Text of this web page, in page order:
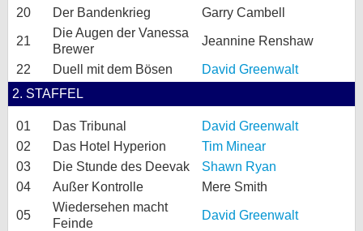
20
Der Bandenkrieg Garry Cambell
21
Die Augen der Vanessa
Brewer
Jeannine Renshaw
22 Duell mit dem Bösen
David Greenwalt
2. STAFFEL
01 Das Tribunal
David Greenwalt
02
Das Hotel Hyperion
Tim Minear
03
Die Stunde des Deevak
Shawn Ryan
04
Außer Kontrolle Mere Smith
05
Wiedersehen macht
Feinde
David Greenwalt